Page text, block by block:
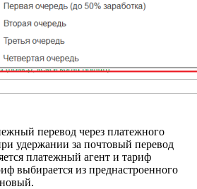
перевод через платежного
удержании за почтовый перевод
платежный агент и тариф
выбирается из преднастроенного
новый.